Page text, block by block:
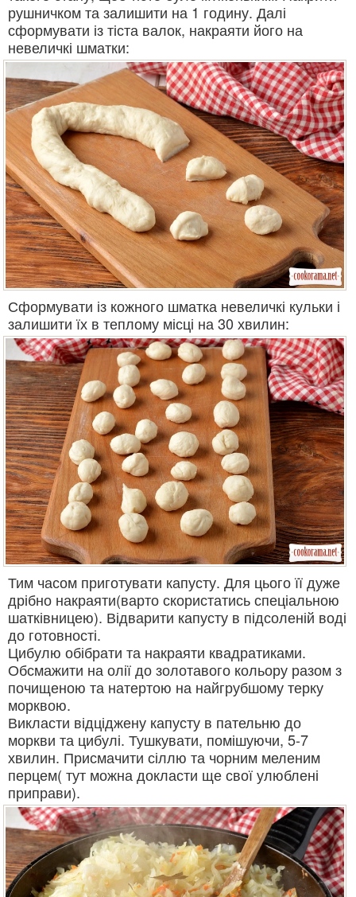
рушничком та залишити на 1 годину. Далі
сформувати із тіста валок, накраяти його на
невеличкі шматки:
Сформувати із кожного шматка невеличкі кульки і
залишити їх в теплому місці на 30 хвилин:
Тим часом приготувати капусту. Для цього її дуже
дрібно накраяти(варто скористатись спеціальною
шатківницею). Відварити капусту в підсоленій воді
до готовності.
Цибулю обібрати та накраяти квадратиками.
Обсмажити на олії до золотавого кольору разом з
почищеною та натертою на найгрубшому терку
морквою.
Викласти відціджену капусту в пательню до
моркви та цибулі. Тушкувати, помішуючи, 5-7
хвилин. Присмачити сіллю та чорним меленим
перцем( тут можна докласти ще свої улюблені
приправи).